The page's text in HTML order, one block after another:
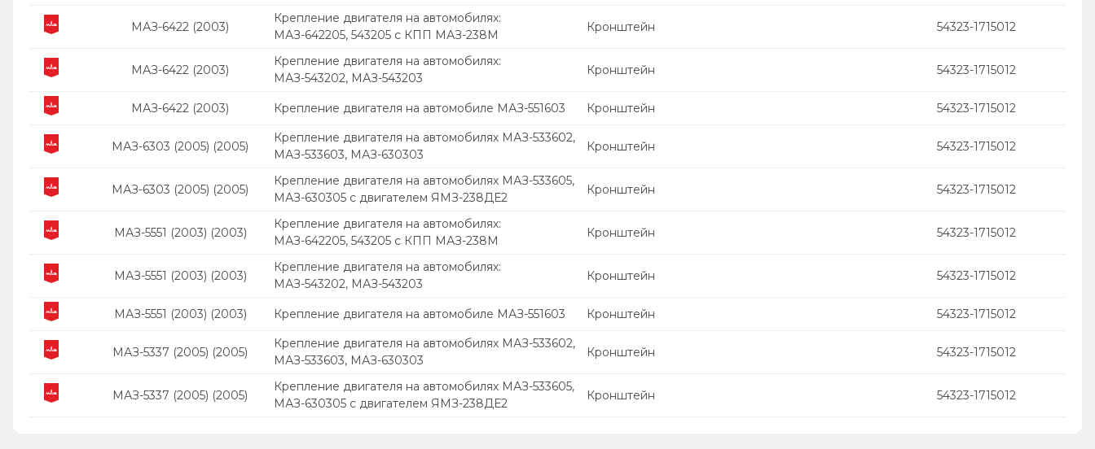
МАЗ-6422 (2003)
Крепление двигателя на автомобилях:
МАЗ-642205, 543205 с КПП МАЗ-238М
Кронштейн 54323-1715012
МАЗ-6422 (2003)
Крепление двигателя на автомобилях:
МАЗ-543202, МАЗ-543203
Кронштейн 54323-1715012
МАЗ-6422 (2003) Крепление двигателя на автомобиле МАЗ-551603 Кронштейн 54323-1715012
МАЗ-6303 (2005) (2005)
Крепление двигателя на автомобилях МАЗ-533602,
МАЗ-533603, МАЗ-630303
Кронштейн 54323-1715012
МАЗ-6303 (2005) (2005)
Крепление двигателя на автомобилях МАЗ-533605,
МАЗ-630305 с двигателем ЯМЗ-238ДЕ2
Кронштейн 54323-1715012
МАЗ-5551 (2003) (2003)
Крепление двигателя на автомобилях:
МАЗ-642205, 543205 с КПП МАЗ-238М
Кронштейн 54323-1715012
МАЗ-5551 (2003) (2003)
Крепление двигателя на автомобилях:
МАЗ-543202, МАЗ-543203
Кронштейн 54323-1715012
МАЗ-5551 (2003) (2003) Крепление двигателя на автомобиле МАЗ-551603 Кронштейн 54323-1715012
МАЗ-5337 (2005) (2005)
Крепление двигателя на автомобилях МАЗ-533602,
МАЗ-533603, МАЗ-630303
Кронштейн 54323-1715012
МАЗ-5337 (2005) (2005)
Крепление двигателя на автомобилях МАЗ-533605,
МАЗ-630305 с двигателем ЯМЗ-238ДЕ2
Кронштейн 54323-1715012